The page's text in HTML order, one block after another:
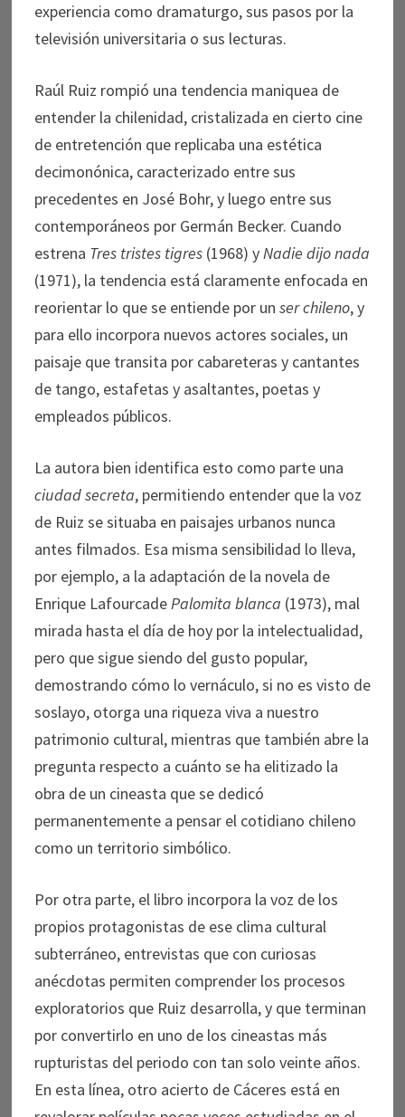
experiencia como dramaturgo, sus pasos por la
televisión universitaria o sus lecturas.
Raúl Ruiz rompió una tendencia maniquea de
entender la chilenidad, cristalizada en cierto cine
de entretención que replicaba una estética
decimonónica, caracterizado entre sus
precedentes en José Bohr, y luego entre sus
contemporáneos por Germán Becker. Cuando
estrena Tres tristes tigres(1968) yNadie dijo nada
(1971), la tendencia está claramente enfocada en
reorientar lo que se entiende por un ser chileno, y
para ello incorpora nuevos actores sociales, un
paisaje que transita por cabareteras y cantantes
de tango, estafetas y asaltantes, poetas y
empleados públicos.
La autora bien identifica esto como parte una
ciudad secreta, permitiendo entender que la voz
de Ruiz se situaba en paisajes urbanos nunca
antes filmados. Esa misma sensibilidad lo lleva,
por ejemplo, a la adaptación de la novela de
Enrique LafourcadePalomita blanca (1973), mal
mirada hasta el día de hoy por la intelectualidad,
pero que sigue siendo del gusto popular,
demostrando cómo lo vernáculo, si no es visto de
soslayo, otorga una riqueza viva a nuestro
patrimonio cultural, mientras que también abre la
pregunta respecto a cuánto se ha elitizado la
obra de un cineasta que se dedicó
permanentemente a pensar el cotidiano chileno
como un territorio simbólico.
Por otra parte, el libro incorpora la voz de los
propios protagonistas de ese clima cultural
subterráneo, entrevistas que con curiosas
anécdotas permiten comprender los procesos
exploratorios que Ruiz desarrolla, y que terminan
por convertirlo en uno de los cineastas más
rupturistas del periodo con tan solo veinte años.
En esta línea, otro acierto de Cáceres está en